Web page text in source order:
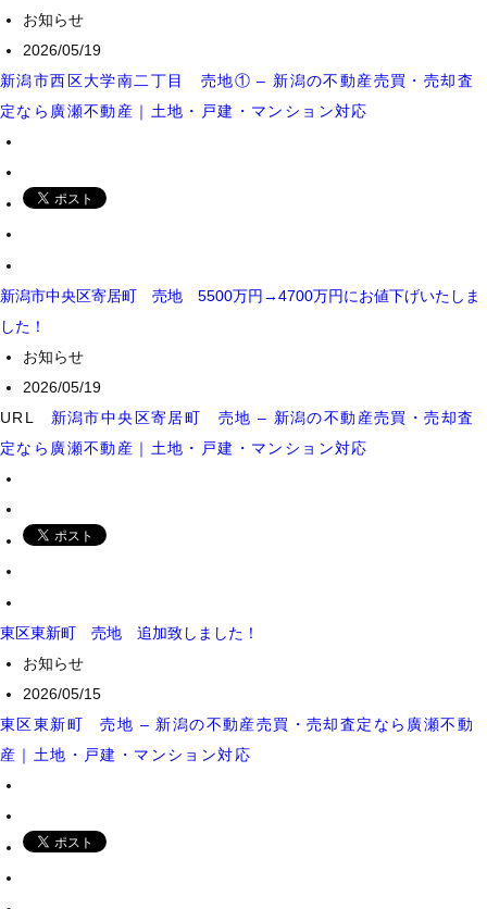
お知らせ
2026/05/19
新潟市西区大学南二丁目 売地① – 新潟の不動産売買・売却査
定なら廣瀬不動産｜土地・戸建・マンション対応
新潟市中央区寄居町 売地 5500万円→4700万円にお値下げいたしま
した！
お知らせ
2026/05/19
URL 新潟市中央区寄居町 売地 – 新潟の不動産売買・売却査
定なら廣瀬不動産｜土地・戸建・マンション対応
東区東新町 売地 追加致しました！
お知らせ
2026/05/15
東区東新町 売地 – 新潟の不動産売買・売却査定なら廣瀬不動
産｜土地・戸建・マンション対応